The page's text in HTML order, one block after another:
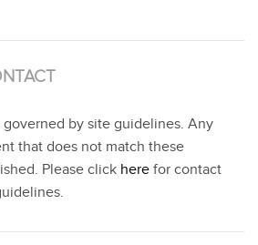
by site guidelines. Any
that does not match these
Please click here for contact